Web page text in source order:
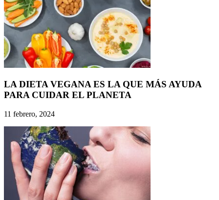
LA DIETA VEGANA ES LA QUE MÁS AYUDA
PARA CUIDAR EL PLANETA
11 febrero, 2024